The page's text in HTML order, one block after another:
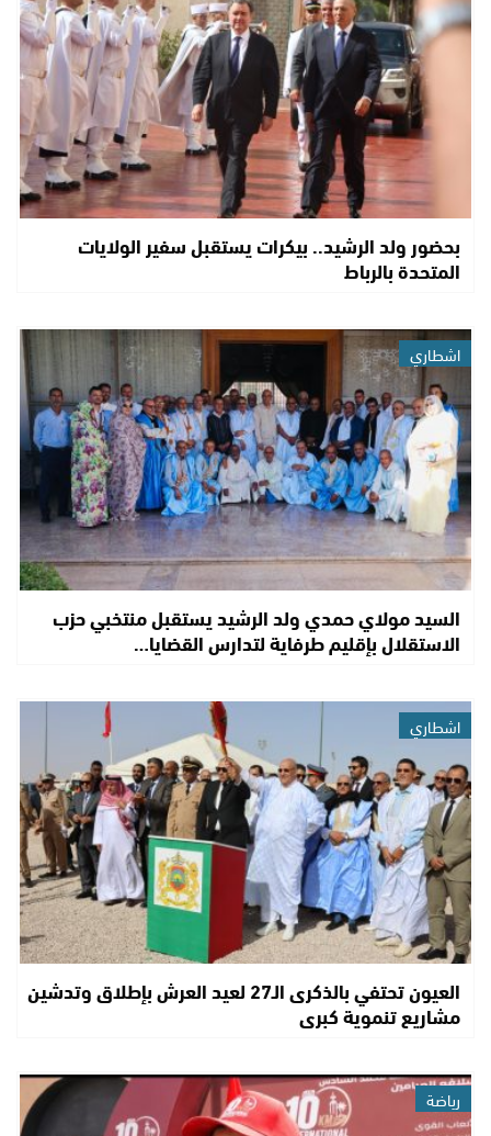
بحضور ولد الرشيد.. بيكرات يستقبل سفير الولايات
المتحدة بالرباط
اشطاري
السيد مولاي حمدي ولد الرشيد يستقبل منتخبي حزب
الاستقلال بإقليم طرفاية لتدارس القضايا…
اشطاري
العيون تحتفي بالذكرى الـ27 لعيد العرش بإطلاق وتدشين
مشاريع تنموية كبرى
رياضة